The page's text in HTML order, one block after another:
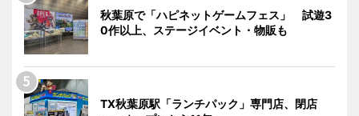
秋葉原で「ハピネットゲームフェス」 試遊3
0作以上、ステージイベント・物販も
TX秋葉原駅「ランチパック」専門店、閉店